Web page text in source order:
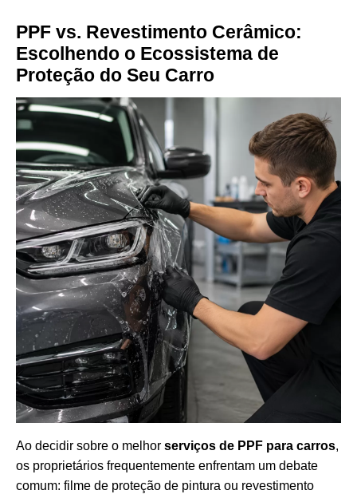
PPF vs. Revestimento Cerâmico:
Escolhendo o Ecossistema de
Proteção do Seu Carro
Ao decidir sobre o melhor serviços de PPF para carros,
os proprietários frequentemente enfrentam um debate
comum: filme de proteção de pintura ou revestimento